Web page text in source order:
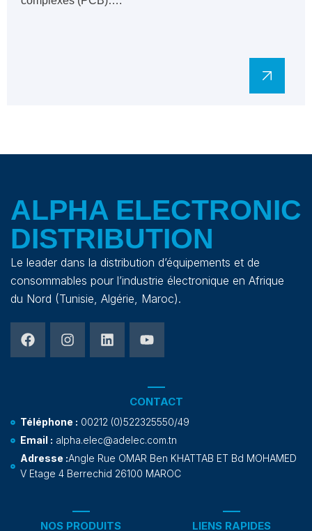
ALPHA ELECTRONIC
DISTRIBUTION
Le leader dans la distribution d’équipements et de
consommables pour l’industrie électronique en Afrique
du Nord (Tunisie, Algérie, Maroc).
NOS PRODUITS LIENS RAPIDES
CONTACT
Téléphone : 00212 (0)522325550/49
Email : alpha.elec@adelec.com.tn
Adresse :Angle Rue OMAR Ben KHATTAB ET Bd MOHAMED
V Etage 4 Berrechid 26100 MAROC